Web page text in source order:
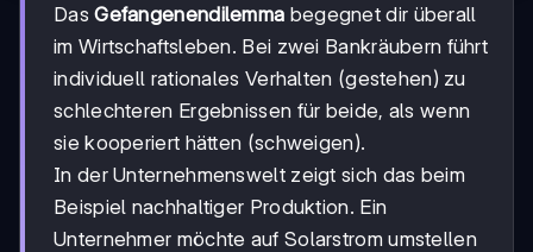
DasGefangenendilemma begegnet dir überall
im Wirtschaftsleben. Bei zwei Bankräubern führt
individuell rationales Verhalten (gestehen) zu
schlechteren Ergebnissen für beide, als wenn
sie kooperiert hätten (schweigen).
In der Unternehmenswelt zeigt sich das beim
Beispiel nachhaltiger Produktion. Ein
Unternehmer möchte auf Solarstrom umstellen